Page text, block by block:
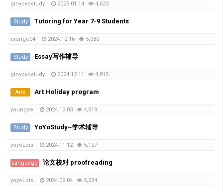
ginyoyostudy 2025.01.14 4,623
Study Tutoring for Year 7-9 Students
orange04 2024.12.16 5,080
Study Essay写作辅导
ginyoyostudy 2024.12.11 4,815
Arts Art Holiday program
youngae 2024.12.03 4,519
Study YoYoStudy~学术辅导
yoyoLois 2024.11.12 5,127
Language 论文校对 proofreading
yoyoLois 2024.09.04 5,234